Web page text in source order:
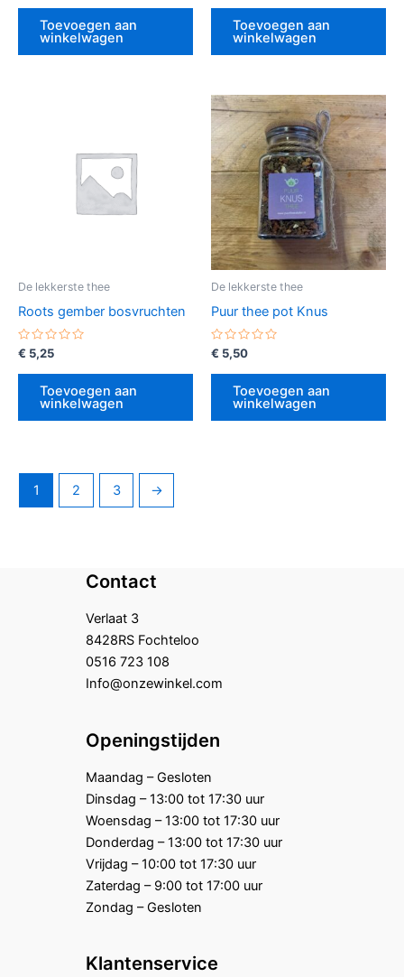
uit
Toevoegen aan
winkelwagen
uit
Toevoegen aan
winkelwagen
De lekkerste thee
Roots gember bosvruchten
Gewaardeerd
0
uit
€ 5,25
Toevoegen aan
winkelwagen
De lekkerste thee
Puur thee pot Knus
Gewaardeerd
0
uit
€ 5,50
Toevoegen aan
winkelwagen
1 2 3 →
Contact
Verlaat 3
8428RS Fochteloo
0516 723 108
Info@onzewinkel.com
Openingstijden
Maandag – Gesloten
Dinsdag – 13:00 tot 17:30 uur
Woensdag – 13:00 tot 17:30 uur
Donderdag – 13:00 tot 17:30 uur
Vrijdag – 10:00 tot 17:30 uur
Zaterdag – 9:00 tot 17:00 uur
Zondag – Gesloten
Klantenservice